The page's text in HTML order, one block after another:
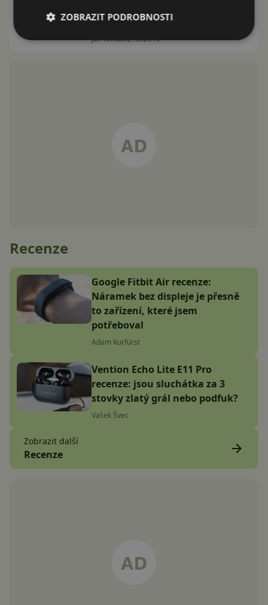
nemůžou žalovat
Jan Nedbal21.5.2018
Recenze
Google Fitbit Air recenze:
Náramek bez displeje je přesně
to zařízení, které jsem
potřeboval
Adam Kurfürst
Vention Echo Lite E11 Pro
recenze: jsou sluchátka za 3
stovky zlatý grál nebo podfuk?
Vašek Švec
Zobrazit další
Recenze
ZOBRAZIT PODROBNOSTI